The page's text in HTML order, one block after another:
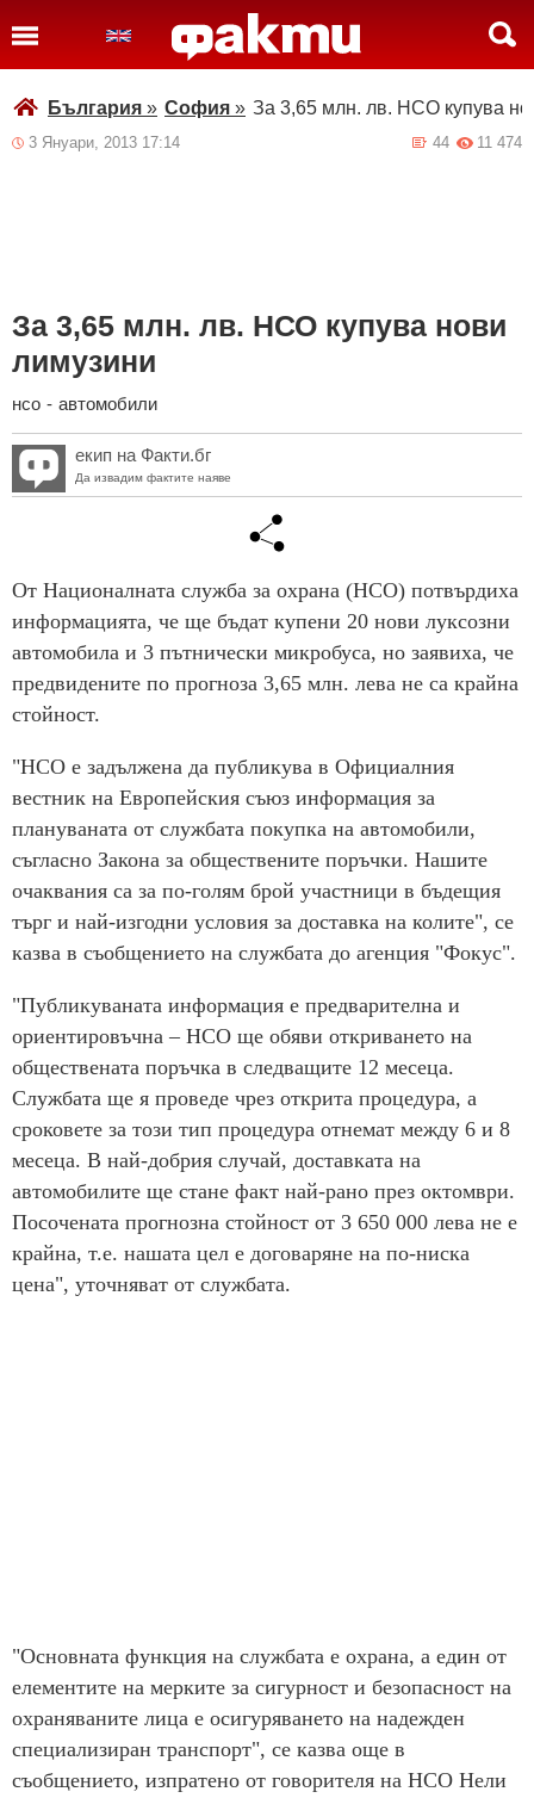
България » София » За 3,65 млн. лв. НСО купува
3 Януари, 2013 17:14 11 474
44
За 3,65 млн. лв. НСО купува нови
лимузини
нсо - автомобили
екип на Факти.бг
Да извадим фактите наяве
От Националната служба за охрана (НСО) потвърдиха
информацията, че ще бъдат купени 20 нови луксозни
автомобила и 3 пътнически микробуса, но заявиха, че
предвидените по прогноза 3,65 млн. лева не са крайна
стойност.
"НСО е задължена да публикува в Официалния
вестник на Европейския съюз информация за
плануваната от службата покупка на автомобили,
съгласно Закона за обществените поръчки. Нашите
очаквания са за по-голям брой участници в бъдещия
търг и най-изгодни условия за доставка на колите", се
казва в съобщението на службата до агенция "Фокус".
"Публикуваната информация е предварителна и
ориентировъчна – НСО ще обяви откриването на
обществената поръчка в следващите 12 месеца.
Службата ще я проведе чрез открита процедура, а
сроковете за този тип процедура отнемат между 6 и 8
месеца. В най-добрия случай, доставката на
автомобилите ще стане факт най-рано през октомври.
Посочената прогнозна стойност от 3 650 000 лева не е
крайна, т.е. нашата цел е договаряне на по-ниска
цена", уточняват от службата.
"Основната функция на службата е охрана, а един от
елементите на мерките за сигурност и безопасност на
охраняваните лица е осигуряването на надежден
специализиран транспорт", се казва още в
съобщението, изпратено от говорителя на НСО Нели